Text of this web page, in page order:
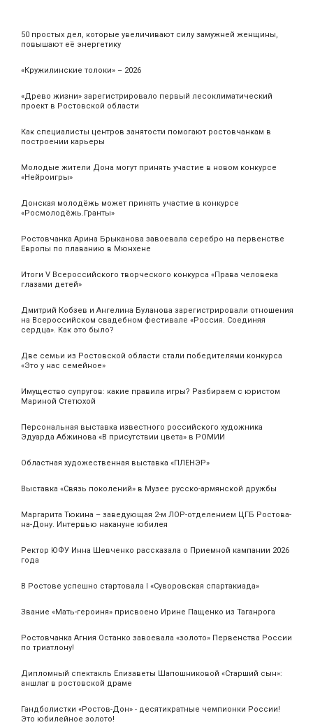
50 простых дел, которые увеличивают силу замужней женщины,
повышают её энергетику
«Кружилинские толоки» – 2026
«Древо жизни» зарегистрировало первый лесоклиматический
проект в Ростовской области
Как специалисты центров занятости помогают ростовчанкам в
построении карьеры
Молодые жители Дона могут принять участие в новом конкурсе
«Нейроигры»
Донская молодёжь может принять участие в конкурсе
«Росмолодёжь.Гранты»
Ростовчанка Арина Брыканова завоевала серебро на первенстве
Европы по плаванию в Мюнхене
Итоги V Всероссийского творческого конкурса «Права человека
глазами детей»
Дмитрий Кобзев и Ангелина Буланова зарегистрировали отношения
на Всероссийском свадебном фестивале «Россия. Соединяя
сердца». Как это было?
Две семьи из Ростовской области стали победителями конкурса
«Это у нас семейное»
Имущество супругов: какие правила игры? Разбираем с юристом
Мариной Стетюхой
Персональная выставка известного российского художника
Эдуарда Абжинова «В присутствии цвета» в РОМИИ
Областная художественная выставка «ПЛЕНЭР»
Выставка «Связь поколений» в Музее русско-армянской дружбы
Маргарита Тюкина – заведующая 2-м ЛОР-отделением ЦГБ Ростова-
на-Дону. Интервью накануне юбилея
Ректор ЮФУ Инна Шевченко рассказала о Приемной кампании 2026
года
В Ростове успешно стартовала I «Суворовская спартакиада»
Звание «Мать‑героиня» присвоено Ирине Пащенко из Таганрога
Ростовчанка Агния Останко завоевала «золото» Первенства России
по триатлону!
Дипломный спектакль Елизаветы Шапошниковой «Старший сын»:
аншлаг в ростовской драме
Гандболистки «Ростов-Дон» - десятикратные чемпионки России!
Это юбилейное золото!